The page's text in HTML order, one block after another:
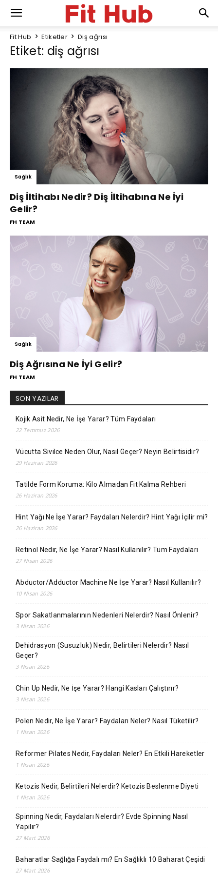
Fit Hub Etiketler Diş ağrısı
Etiket: diş ağrısı
Sağlık
Diş İltihabı Nedir? Diş İltihabına Ne İyi
Gelir?
FH TEAM
Sağlık
Diş Ağrısına Ne İyi Gelir?
FH TEAM
SON YAZILAR
Kojik Asit Nedir, Ne İşe Yarar? Tüm Faydaları
22 Temmuz 2026
Vücutta Sivilce Neden Olur, Nasıl Geçer? Neyin Belirtisidir?
29 Haziran 2026
Tatilde Form Koruma: Kilo Almadan Fit Kalma Rehberi
26 Haziran 2026
Hint Yağı Ne İşe Yarar? Faydaları Nelerdir? Hint Yağı İçilir mi?
26 Haziran 2026
Retinol Nedir, Ne İşe Yarar? Nasıl Kullanılır? Tüm Faydaları
27 Nisan 2026
Abductor/Adductor Machine Ne İşe Yarar? Nasıl Kullanılır?
10 Nisan 2026
Spor Sakatlanmalarının Nedenleri Nelerdir? Nasıl Önlenir?
3 Nisan 2026
Dehidrasyon (Susuzluk) Nedir, Belirtileri Nelerdir? Nasıl
Geçer?
3 Nisan 2026
Chin Up Nedir, Ne İşe Yarar? Hangi Kasları Çalıştırır?
3 Nisan 2026
Polen Nedir, Ne İşe Yarar? Faydaları Neler? Nasıl Tüketilir?
1 Nisan 2026
Reformer Pilates Nedir, Faydaları Neler? En Etkili Hareketler
1 Nisan 2026
Ketozis Nedir, Belirtileri Nelerdir? Ketozis Beslenme Diyeti
1 Nisan 2026
Spinning Nedir, Faydaları Nelerdir? Evde Spinning Nasıl
Yapılır?
27 Mart 2026
Baharatlar Sağlığa Faydalı mı? En Sağlıklı 10 Baharat Çeşidi
27 Mart 2026